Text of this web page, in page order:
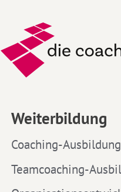
Weiterbildung
Coaching-Ausbildung
Teamcoaching-